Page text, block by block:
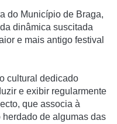
do Municí­pio de Braga,
dinâmica suscitada
e mais antigo festival
cultural dedicado
e exibir regularmente
que associa à
de algumas das